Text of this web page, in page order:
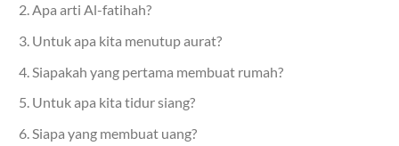
Apa arti Al-fatihah?
Untuk apa kita menutup aurat?
Siapakah yang pertama membuat rumah?
Untuk apa kita tidur siang?
Siapa yang membuat uang?